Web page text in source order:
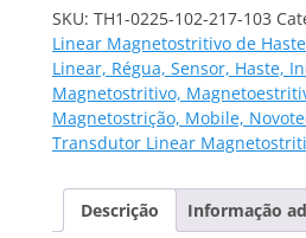
102-
217-
103
quantidade
SKU: TH1-0225-102-217-103
Linear Magnetostritivo de Haste
Linear, Régua, Sensor, Haste,
Magnetostritivo,
Magnetostrição, Mobile,
Transdutor Linear
Descrição Informação